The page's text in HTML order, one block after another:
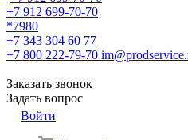
+7 912 699-70-70
*7980
+7 343 304 60 77
+7 800 222-79-70
Заказать звонок
Задать вопрос
Войти